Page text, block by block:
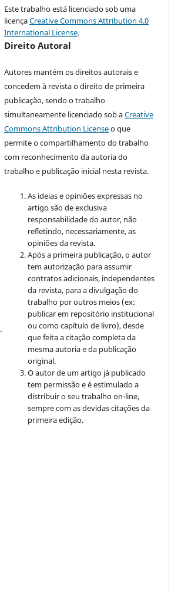
.
Este trabalho está licenciado sob uma
licençaCreative Commons Attribution 4.0
International License.
Direito Autoral
Autores mantém os direitos autorais e
concedem à revista o direito de primeira
publicação, sendo o trabalho
simultaneamente licenciado sob aCreative
Commons Attribution Licenseo que
permite o compartilhamento do trabalho
com reconhecimento da autoria do
trabalho e publicação inicial nesta revista.
As ideias e opiniões expressas no
artigo são de exclusiva
responsabilidade do autor, não
refletindo, necessariamente, as
opiniões da revista.
Após a primeira publicação, o autor
tem autorização para assumir
contratos adicionais, independentes
da revista, para a divulgação do
trabalho por outros meios (ex:
publicar em repositório institucional
ou como capítulo de livro), desde
que feita a citação completa da
mesma autoria e da publicação
original.
O autor de um artigo já publicado
tem permissão e é estimulado a
distribuir o seu trabalho on-line,
sempre com as devidas citações da
primeira edição.